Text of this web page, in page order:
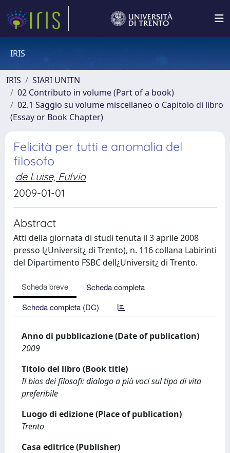
IRIS
IRIS
SIARI UNITN
02 Contributo in volume (Part of a book)
02.1 Saggio su volume miscellaneo o Capitolo di libro
(Essay or Book Chapter)
Felicità per tutti e anomalia del
filosofo
de Luise, Fulvia
2009-01-01
Abstract
Atti della giornata di studi tenuta il 3 aprile 2008
presso l¿Universit¿ di Trento), n. 116 collana Labirinti
del Dipartimento FSBC dell¿Universit¿ di Trento.
Scheda breve
Scheda completa
Scheda completa (DC)
Anno di pubblicazione (Date of publication)
2009
Titolo del libro (Book title)
Il bios dei filosofi: dialogo a più voci sul tipo di vita
preferibile
Luogo di edizione (Place of publication)
Trento
Casa editrice (Publisher)